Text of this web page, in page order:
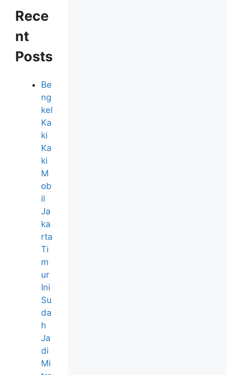
Rece
nt
Posts
Be
ng
kel
Ka
ki
Ka
ki
M
ob
il
Ja
ka
rta
Ti
m
ur
Ini
Su
da
h
Ja
di
Mi